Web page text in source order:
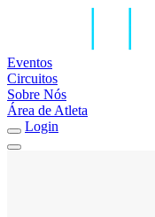
Eventos
Circuitos
Sobre Nós
Área de Atleta
Login